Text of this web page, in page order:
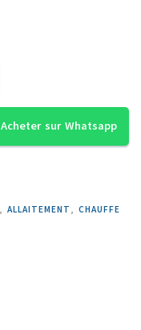
Acheter sur Whatsapp
, ALLAITEMENT , CHAUFFE